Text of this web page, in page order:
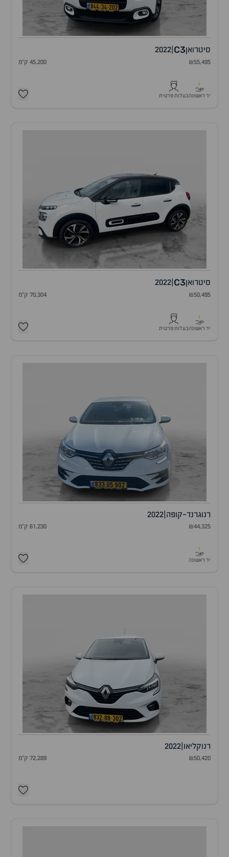
סיטרואןC3
2022
₪55,495 45,200 ק"מ
1
יד ראשונהבעלות פרטית
סיטרואןC3
2022
₪50,495 70,304 ק"מ
1
יד ראשונהבעלות פרטית
רנוגרנד-קופה 2022
₪44,325 61,230 ק"מ
1
יד ראשונה
רנוקליאו 2022
₪50,420 72,289 ק"מ